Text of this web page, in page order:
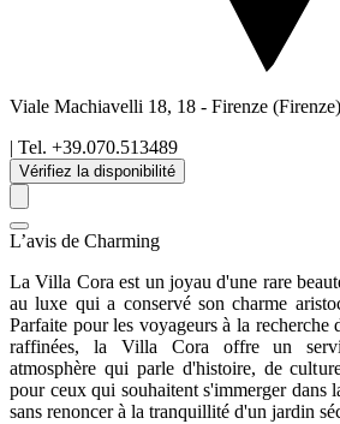
Viale Machiavelli 18, 18 - Firenze (Firenze)
| Tel. +39.070.513489
Vérifiez la disponibilité
L’avis de Charming
La Villa Cora est un joyau d'une rare
au luxe qui a conservé son charme
Parfaite pour les voyageurs à la recherche
raffinées, la Villa Cora offre un
atmosphère qui parle d'histoire, de
pour ceux qui souhaitent s'immerger dans
sans renoncer à la tranquillité d'un jardin